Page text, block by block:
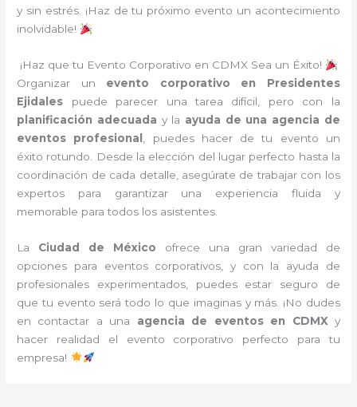
y sin estrés. ¡Haz de tu próximo evento un acontecimiento
inolvidable!
¡Haz que tu Evento Corporativo en CDMX Sea un Éxito!
Organizar un evento corporativo en Presidentes
Ejidales puede parecer una tarea difícil, pero con la
planificación adecuada y la ayuda de una agencia de
eventos profesional , puedes hacer de tu evento un
éxito rotundo. Desde la elección del lugar perfecto hasta la
coordinación de cada detalle, asegúrate de trabajar con los
expertos para garantizar una experiencia fluida y
memorable para todos los asistentes.
La Ciudad de México ofrece una gran variedad de
opciones para eventos corporativos, y con la ayuda de
profesionales experimentados, puedes estar seguro de
que tu evento será todo lo que imaginas y más. ¡No dudes
en contactar a una agencia de eventos en CDMX y
hacer realidad el evento corporativo perfecto para tu
empresa!